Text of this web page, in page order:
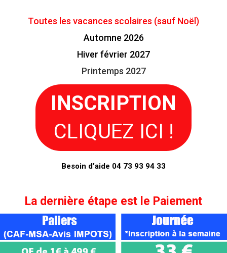
Toutes les vacances scolaires (sauf Noël)
Automne 2026
Hiver février 2027
Printemps 2027
INSCRIPTION
CLIQUEZ ICI !
Besoin d’aide 04 73 93 94 33
La dernière étape est le Paiement